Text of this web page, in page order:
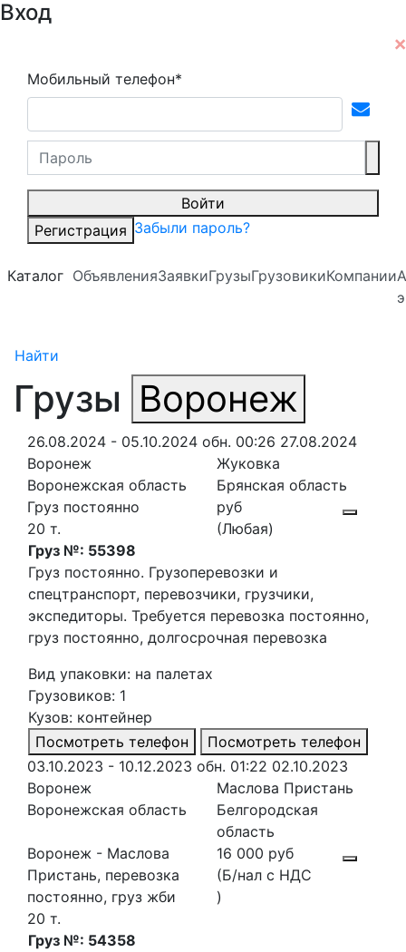
Вход
Мобильный телефон*
Войти
Регистрация Забыли пароль?
Каталог ОбъявленияЗаявкиГрузыГрузовикиКомпании
Найти
Грузы Воронеж
26.08.2024 - 05.10.2024 обн. 00:26 27.08.2024
Воронеж
Воронежская область
Жуковка
Брянская область
Груз постоянно
20 т.
руб
(Любая)
Груз №: 55398
Груз постоянно. Грузоперевозки и
спецтранспорт, перевозчики, грузчики,
экспедиторы. Требуется перевозка постоянно,
груз постоянно, долгосрочная перевозка
Вид упаковки: на палетах
Грузовиков: 1
Кузов: контейнер
Посмотреть телефон
Посмотреть телефон
03.10.2023 - 10.12.2023 обн. 01:22 02.10.2023
Воронеж
Воронежская область
Маслова Пристань
Белгородская
область
Воронеж - Маслова
Пристань, перевозка
постоянно, груз жби
20 т.
16 000 руб
(Б/нал с НДС
)
Груз №: 54358